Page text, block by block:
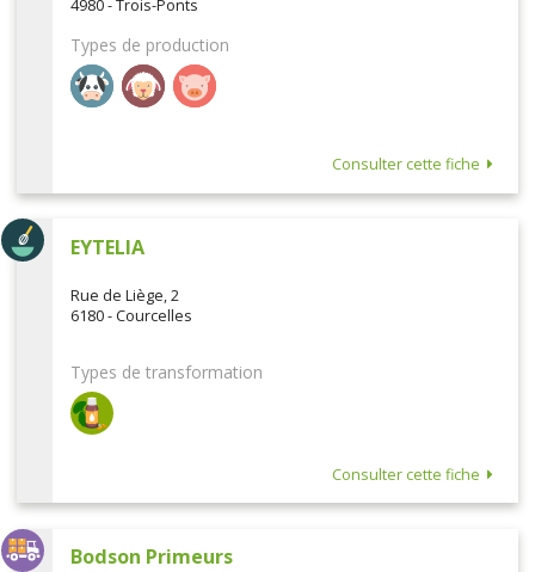
4980 - Trois-Ponts
Types de production
Consulter cette fiche
EYTELIA
Rue de Liège, 2
6180 - Courcelles
Types de transformation
Consulter cette fiche
Bodson Primeurs